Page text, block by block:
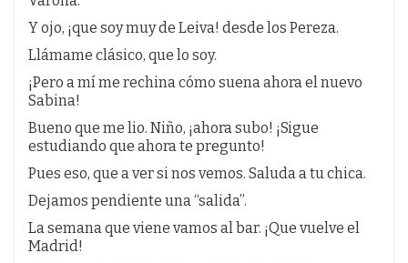
Y ojo, ¡que soy muy de Leiva! desde los Pereza.
Llámame clásico, que lo soy.
¡Pero a mí me rechina cómo suena ahora el nuevo
Sabina!
Bueno que me lio. Niño, ¡ahora subo! ¡Sigue
estudiando que ahora te pregunto!
Pues eso, que a ver si nos vemos. Saluda a tu chica.
Dejamos pendiente una “salida”.
La semana que viene vamos al bar. ¡Que vuelve el
Madrid!